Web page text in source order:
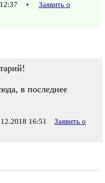
•
Заявить о
в последнее
16:51
Заявить о